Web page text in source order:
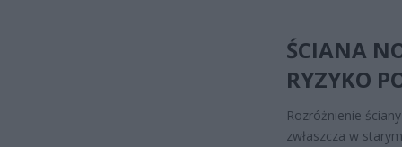
ŚCIANA
RYZYKO
Rozróżnienie
zwłaszcza w